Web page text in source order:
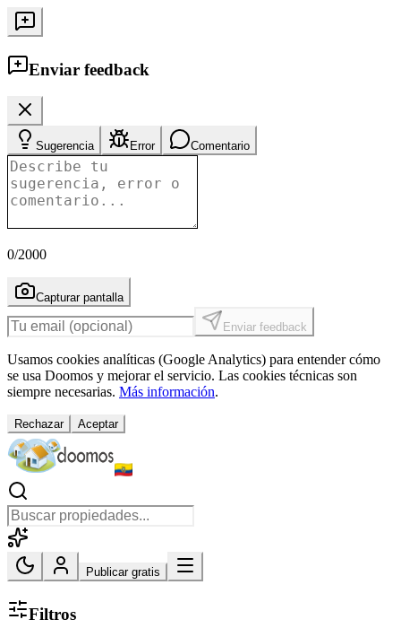
Enviar feedback
Sugerencia Error Comentario
0/2000
Capturar pantalla
Enviar feedback
Usamos cookies analíticas (Google Analytics) para entender cómo
se usa Doomos y mejorar el servicio. Las cookies técnicas son
siempre necesarias. Más información.
Rechazar Aceptar
Publicar gratis
Filtros